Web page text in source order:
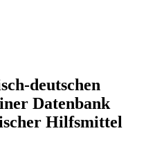
deutschen
Datenbank
Hilfsmittel